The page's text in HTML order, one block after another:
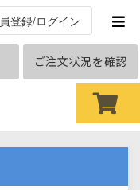
登録/ログイン
ご注文状況を確認